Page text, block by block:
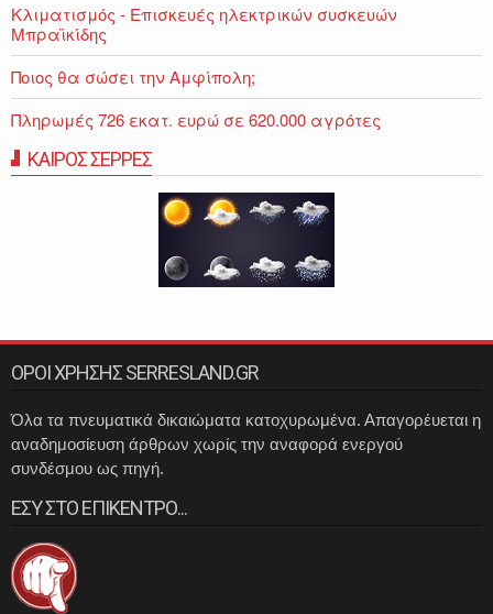
Κλιματισμός - Επισκευές ηλεκτρικών συσκευών
Μπραϊκίδης
Ποιος θα σώσει την Αμφίπολη;
Πληρωμές 726 εκατ. ευρώ σε 620.000 αγρότες
ΚΑΙΡΟΣ ΣΕΡΡΕΣ
ΟΡΟΙ ΧΡΗΣΗΣ SERRESLAND.GR
Όλα τα πνευματικά δικαιώματα κατοχυρωμένα. Απαγορέυεται η
αναδημοσίευση άρθρων χωρίς την αναφορά ενεργού
συνδέσμου ως πηγή.
ΕΣΥ ΣΤΟ ΕΠΙΚΕΝΤΡΟ...